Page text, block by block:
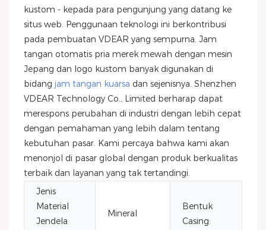
kustom - kepada para pengunjung yang datang ke
situs web. Penggunaan teknologi ini berkontribusi
pada pembuatan VDEAR yang sempurna. Jam
tangan otomatis pria merek mewah dengan mesin
Jepang dan logo kustom banyak digunakan di
bidang jam tangan kuarsa dan sejenisnya. Shenzhen
VDEAR Technology Co., Limited berharap dapat
merespons perubahan di industri dengan lebih cepat
dengan pemahaman yang lebih dalam tentang
kebutuhan pasar. Kami percaya bahwa kami akan
menonjol di pasar global dengan produk berkualitas
terbaik dan layanan yang tak tertandingi.
Jenis
Material
Jendela
Mineral
Bentuk
Casing: